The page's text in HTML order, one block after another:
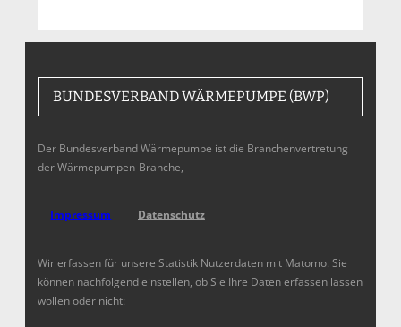
BUNDESVERBAND WÄRMEPUMPE (BWP)
Der Bundesverband Wärmepumpe ist die Branchenvertretung
der Wärmepumpen-Branche,
Impressum Datenschutz
Wir erfassen für unsere Statistik Nutzerdaten mit Matomo. Sie
können nachfolgend einstellen, ob Sie Ihre Daten erfassen lassen
wollen oder nicht: